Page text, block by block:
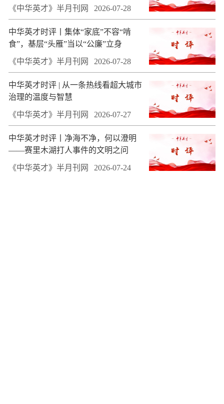
《中华英才》半月刊网 2026-07-28
中华英才时评丨集体“家底”不容“啃
食”，基层“头雁”当以“公廉”立身
《中华英才》半月刊网 2026-07-28
中华英才时评 | 从一条热线看超大城市
治理的温度与智慧
《中华英才》半月刊网 2026-07-27
中华英才时评丨净海不净，何以澄明
——赛里木湖打人事件的文明之问
《中华英才》半月刊网 2026-07-24